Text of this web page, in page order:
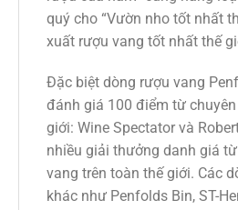
quý cho “Vườn nho tốt nhất
xuất rượu vang tốt nhất thế
Đặc biệt dòng rượu vang
đánh giá 100 điểm từ
giới: Wine Spectator và
nhiều giải thưởng danh giá
vang trên toàn thế giới. Các
khác như Penfolds Bin, ST-